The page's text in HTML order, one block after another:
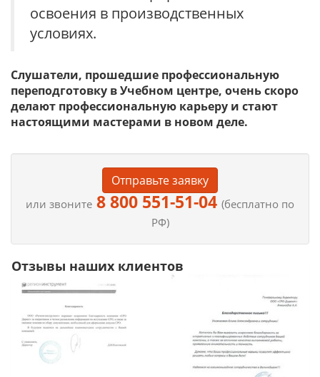
освоения в производственных
условиях.
Слушатели, прошедшие профессиональную
переподготовку в Учебном центре, очень скоро
делают профессиональную карьеру и стают
настоящими мастерами в новом деле.
Отправьте заявку
или звоните 8 800 551-51-04 (бесплатно по
РФ)
Отзывы наших клиентов